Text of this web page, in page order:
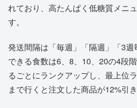
れており、高たんぱく低糖質メニ
す。
発送間隔は「毎週」「隔週」「3
できる食数は6、8、10、20の4段
るごとにランクアップし、最上位
まで行くと注文した商品が12%引